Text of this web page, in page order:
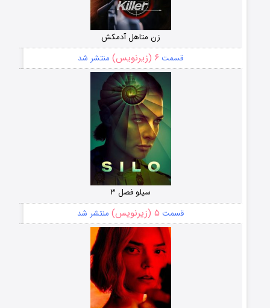
زن متاهل آدمکش
قسمت ۶ (زیرنویس) منتشر شد
سیلو فصل ۳
قسمت ۵ (زیرنویس) منتشر شد